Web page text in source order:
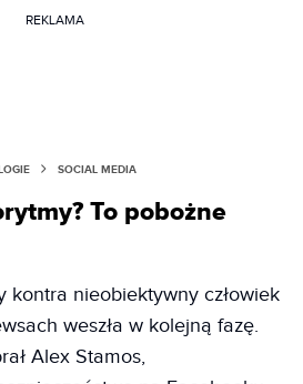
REKLAMA
SOCIAL MEDIA
To pobożne
kontra nieobiektywny człowiek
weszła w kolejną fazę.
Alex Stamos,